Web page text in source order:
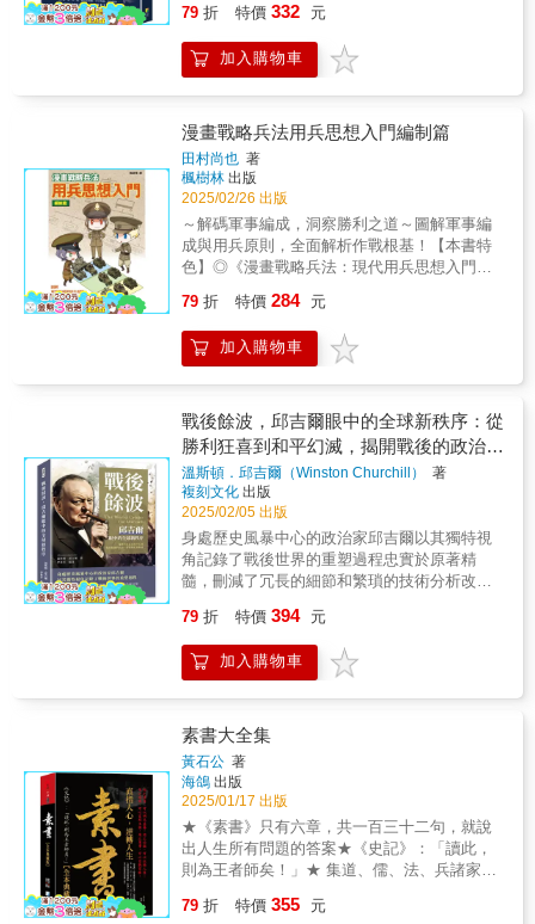
的發展、盟軍的應對策略，以及英國在全球局
內部決策過程，並透過大量官方文件、電報、
備忘錄等材料，呈現當時戰爭政策的制定背
景。▎歐洲局勢與英國戰略1939年9月，德國閃
隨後的數個月，戰爭卻進入了「靜坐戰爭」的
奇怪局面。邱吉爾在書中記錄了英法聯軍未能
立即對德軍發動反攻的原因，以及英國政府內
部對戰爭方針的爭論。他批評了張伯倫政府的
猶豫態度，並強調英國必須採取積極的軍事行
動，防止德軍進一步擴張。此外，他也分析了
歐洲各國的立場，尤其是法國在戰爭初期的防
禦策略，以及蘇聯與德國簽訂《莫洛托夫-里賓
特洛甫條約》後的影響。▎皇家海軍的應對與
海上戰爭身為海軍大臣，邱吉爾在書中詳細描
述了英國海軍在戰爭初期的行動，包括如何應
戰艦的挑戰，如「施佩伯爵海軍上將號」的獵
殺行動，以及皇家海軍在大西洋與北海的戰略
部署。此外，他還分析了義大利和日本的動
向，強調英國海軍如何在多條戰線上維持優
勢，以確保戰略物資的輸送不受影響。▎從海
軍大臣到首相隨著戰爭進入1940年，德軍發動
閃電戰，迅速攻陷挪威、丹麥、比利時和荷
蘭，並逼近法國。英國政府內部對張伯倫的領
導能力產生懷疑，邱吉爾則因其強硬立場和果
斷決策，成為關鍵人物。在本書中，他記錄了
對德政策，並描述了張伯倫辭職後，他如何被
推舉為首相，開始領導英國抵抗納粹德國的進
攻。本書特色：本書為邱吉爾《第二次世界大
文重新處理與解讀，保留了邱吉爾的獨特視角
並記錄其在戰時內閣中的決策與見解，闡述他
如何應對戰爭初期的艱難局勢。透過嚴謹的選
材與編排，使讀者能快速掌握核心事件與戰略
考量。本書不僅是歷史紀錄，更深入剖析政治
領袖在關鍵時刻的抉擇。
術、勢各家精髓，張良讀後十年脫胎換骨成劉
邦帝王之師，為後世親身示範如何謀略天下，
笑傲江湖！《宋史‧藝文志》載：「宋代有黃石
一、二謀略，就助劉邦得了天下。素書全書只
有六章，僅1360字，字字珠璣，小可修身處
世，大能安邦定國。全書內容重點：一 、闡明
一個人該具備的處世哲學：道、德、仁、義、
禮五位一體，是貫通素書一千三百六十字的精
髓奧義，張良的謀略得益於此，才能秉持「順
境不喜，逆境不優」的態度。二、揭示了一個
掌權者該秉持的用人原則。依據才學之不同，
將人才分為俊、豪、傑三類，提出「任材使
提示掌權者應該「既用不任者疏」、「用人不
正者殆，強用人者不畜」，放到現代等於是一
套職場中的拚搏的生存哲學，具有指導性意
者在安邦治國、為人處世的經驗。素書以道家
思想為宗旨，集儒、法、兵的精華，既闡明治
國安邦的大謀略，也注重為人處世的小智慧，
反映出作者海納百川的思想。綜上所述，《素
書》從思想和行為兩方面，再進一步提出了如
何加強個人修養的意見，兼收並蓄， 有很高的
學術價值和實用的價值，很值得一讀。
79 折 特價 332 元
加入購物車
漫畫戰略兵法用兵思想入門編制篇
田村尚也 著
楓樹林 出版
2025/02/26 出版
～解碼軍事編成，洞察勝利之道～圖解軍事編
成與用兵原則，全面解析作戰根基！【本書特
色】◎《漫畫戰略兵法：現代用兵思想入門》
想，在軍事方面零概念的你也能輕鬆理解。◎
以第二次世界大戰時期至現代各主要國家陸軍
為基礎，介紹軍事行動的部隊編成，以及構成
且抽象的概念，但擁有一定的軍事知識，能讓
我們更清晰地了解當前的國際局勢、避免被不
實言論誤導。本書將帶你逐步理解軍事編成的
演變，從最基本的「師」到現代的「多領域作
戰」，每一個用兵原則都能幫助我們洞察軍事
行動的運作邏輯。第1課▶▶聯合兵種部隊與基
本單位「師」．部隊編制的基礎知識與運
用？．什麼是從四四制到三三制？第2課▶▶裝
甲師的發展歷程．裝甲師的編制與戰鬥群如何
編成？．戰車的進步與裝甲部隊用兵思想的進
的發展歷程？．第二次世界大戰期間美軍的步
兵師有什麼不同？快來翻開本書，透過漫畫了
解軍事編成及軍隊的裝備編制數量吧！
79 折 特價 284 元
加入購物車
戰後餘波，邱吉爾眼中的全球新秩序：從
勝利狂喜到和平幻滅，揭開戰後的政治、
經濟與社會動盪
溫斯頓．邱吉爾（Winston Churchill）
著
複刻文化 出版
2025/02/05 出版
身處歷史風暴中心的政治家邱吉爾以其獨特視
角記錄了戰後世界的重塑過程忠實於原著精
髓，刪減了冗長的細節和繁瑣的技術分析改以
與記錄▎巴黎和會：和平的希望與破裂巴黎和
會被認為是重新規劃世界秩序的重要會議，但
邱吉爾在書中指出這一過程充滿分歧與困難。
際聯盟等問題上未能達成共識。邱吉爾詳細剖
析了會議中的內部矛盾，並批評了部分決策導
致的長期後果，如德國的不滿和經濟困境，這
為後來的國際緊張局勢埋下了伏筆。▎戰後的
經濟挑戰與社會動盪本書講述了第一次世界大
戰後英國及其他國家的經濟與社會問題。邱吉
爾對戰後的經濟衰退、失業問題和通貨膨脹進
行了深入探討，並揭示了各國人民對戰爭的幻
滅感與重建家園的渴望。特別是對德國的經濟
79 折 特價 394 元
加入購物車
素書大全集
黃石公 著
海鴿 出版
2025/01/17 出版
★《素書》只有六章，共一百三十二句，就說
出人生所有問題的答案★《史記》：「讀此，
則為王者師矣！」★ 集道、儒、法、兵諸家思
之修身，可以明志益壽；用之治國，可以位極
79 折 特價 355 元